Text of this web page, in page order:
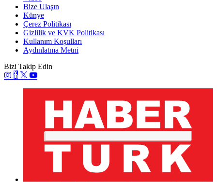
Bize Ulaşın
Künye
Çerez Politikası
Gizlilik ve KVK Politikası
Kullanım Koşulları
Aydınlatma Metni
Bizi Takip Edin